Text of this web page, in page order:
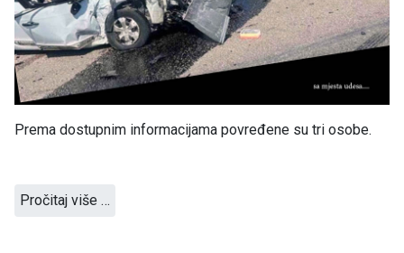
Prema dostupnim informacijama povređene su tri osobe.
Pročitaj više …